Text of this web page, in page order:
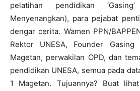
pelatihan pendidikan
Menyenangkan), para pejabat
dengar cerita. Wamen PPN/
Rektor UNESA, Founder Gasing
Magetan, perwakilan OPD, dan
pendidikan UNESA, semua pada
1 Magetan. Tujuannya? Buat